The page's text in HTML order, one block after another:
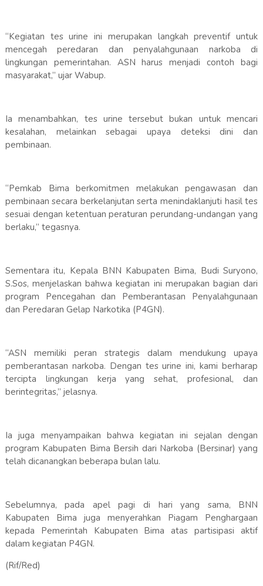
“Kegiatan tes urine ini merupakan langkah preventif untuk
mencegah peredaran dan penyalahgunaan narkoba di
lingkungan pemerintahan. ASN harus menjadi contoh bagi
masyarakat,” ujar Wabup.
Ia menambahkan, tes urine tersebut bukan untuk mencari
kesalahan, melainkan sebagai upaya deteksi dini dan
pembinaan.
“Pemkab Bima berkomitmen melakukan pengawasan dan
pembinaan secara berkelanjutan serta menindaklanjuti hasil tes
sesuai dengan ketentuan peraturan perundang-undangan yang
berlaku,” tegasnya.
Sementara itu, Kepala BNN Kabupaten Bima, Budi Suryono,
S.Sos, menjelaskan bahwa kegiatan ini merupakan bagian dari
program Pencegahan dan Pemberantasan Penyalahgunaan
dan Peredaran Gelap Narkotika (P4GN).
“ASN memiliki peran strategis dalam mendukung upaya
pemberantasan narkoba. Dengan tes urine ini, kami berharap
tercipta lingkungan kerja yang sehat, profesional, dan
berintegritas,” jelasnya.
Ia juga menyampaikan bahwa kegiatan ini sejalan dengan
program Kabupaten Bima Bersih dari Narkoba (Bersinar) yang
telah dicanangkan beberapa bulan lalu.
Sebelumnya, pada apel pagi di hari yang sama, BNN
Kabupaten Bima juga menyerahkan Piagam Penghargaan
kepada Pemerintah Kabupaten Bima atas partisipasi aktif
dalam kegiatan P4GN.
(Rif/Red)